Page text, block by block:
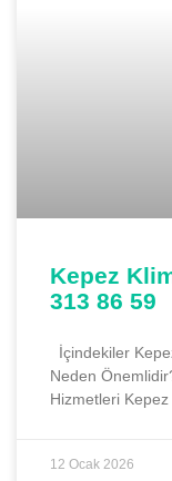
Kepez
313 86 59
İçindekiler
Neden
Hizmetleri Kepez
12 Ocak 2026